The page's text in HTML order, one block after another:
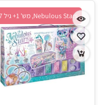
Nebulous Stars, מש' 1+ גיל 7+